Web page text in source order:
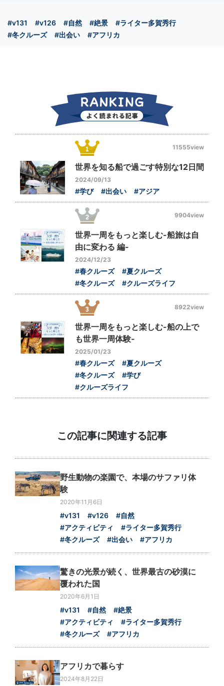
#v131 #v126 #自然 #絶景
#ライター多賀秀行
#冬クルーズ
#出会い #アフリカ
11555view
世界を知る船で過ごす特別な12日間
2024/09/13
#学び #出会い #アジア
9904view
世界一周をもっと楽しむ-船旅は自
由に変わる 編-
2024/12/23
#春クルーズ
#夏クルーズ
#冬クルーズ
#クルーズライフ
8922view
世界一周をもっと楽しむ-船の上で
も世界一周体験-
2025/01/23
#春クルーズ
#夏クルーズ
#冬クルーズ
#学び
#クルーズライフ
この記事に関連する記事
野生動物の楽園で、本場のサファリ体
験
2020年11月6日
#v131 #v126
#自然
#アクティビティ
#ライター多賀秀行
#冬クルーズ
#出会い #アフリカ
驚きの光景が続く、世界最古の砂漠に
覆われた国
2020年6月1日
#v131 #自然
#絶景
#アクティビティ
#ライター多賀秀行
#冬クルーズ
#アフリカ
アフリカで暮らす
2024年8月22日